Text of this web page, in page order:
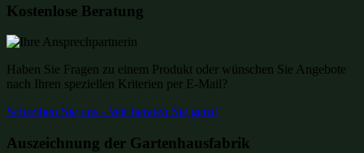
Kostenlose Beratung
Haben Sie Fragen zu einem Produkt oder wünschen Sie Angebote
nach Ihren speziellen Kriterien per E-Mail?
Schreiben Sie uns - Wir beraten Sie gern!
Auszeichnung der Gartenhausfabrik